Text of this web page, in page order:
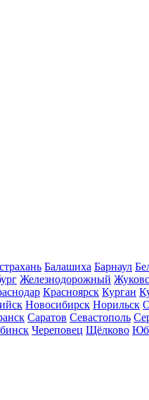
Балашиха Барнаул
Железнодорожный
Красноярск Курган
Новосибирск Норильск
Саратов Севастополь
Череповец Щёлково